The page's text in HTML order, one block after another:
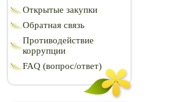
Открытые закупки
Обратная связь
Противодействие
коррупции
FAQ (вопрос/ответ)